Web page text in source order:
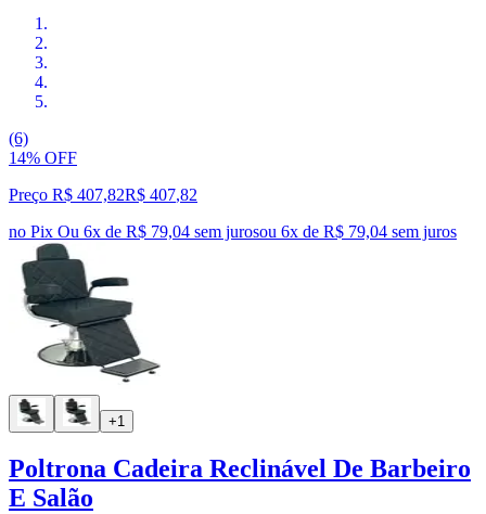
(6)
14% OFF
Preço R$ 407,82R$ 407,82
no Pix Ou 6x de R$ 79,04 sem jurosou 6x de R$ 79,04 sem juros
+1
Poltrona Cadeira Reclinável De Barbeiro
E Salão